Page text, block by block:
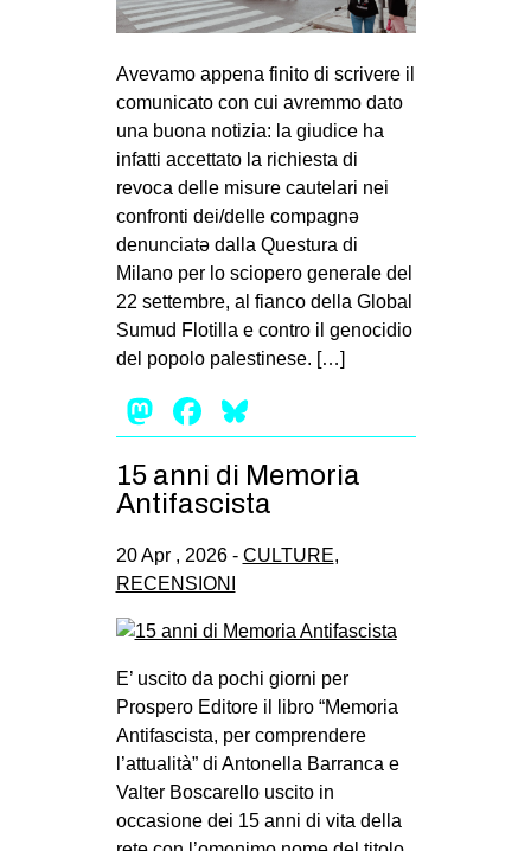
Avevamo appena finito di scrivere il
comunicato con cui avremmo dato
una buona notizia: la giudice ha
infatti accettato la richiesta di
revoca delle misure cautelari nei
confronti dei/delle compagnə
denunciatə dalla Questura di
Milano per lo sciopero generale del
22 settembre, al fianco della Global
Sumud Flotilla e contro il genocidio
del popolo palestinese. […]
Mastodon
Facebook
15 anni di Memoria
Antifascista
20 Apr , 2026 - CULTURE,
RECENSIONI
E’ uscito da pochi giorni per
Prospero Editore il libro “Memoria
Antifascista, per comprendere
l’attualità” di Antonella Barranca e
Valter Boscarello uscito in
occasione dei 15 anni di vita della